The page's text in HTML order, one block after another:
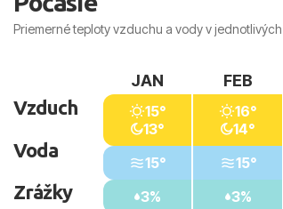
Priemerné teploty vzduchu a vody v
Vzduch
Voda
Zrážky
JAN
15°
13°
15°
3%
FEB
16°
14°
15°
3%